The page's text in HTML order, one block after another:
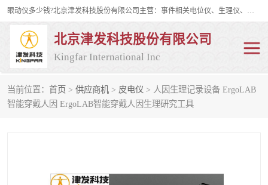
眼动仪多少钱?北京津发科技股份有限公司主营：事件相关电位仪、生理仪、肌电仪、脑电仪、皮电仪、眼动仪；是国家级高新技术企业、科技部认定的科技型中小企业和中关村高新技术企业，具备保密资格，具备自主进出口经营权；自主研发技术、产品与服务荣获多项省部级科学技术奖励、国家发明专利、国家软件著作权和省部级新技术新产品（服务）认证。
北京津发科技股份有限公司
Kingfar International Inc
当前位置： 首页 > 供应商机 > 皮电仪 > 人因生理记录设备 ErgoLAB
智能穿戴人因 ErgoLAB智能穿戴人因生理研究工具
皮电仪 脑电仪